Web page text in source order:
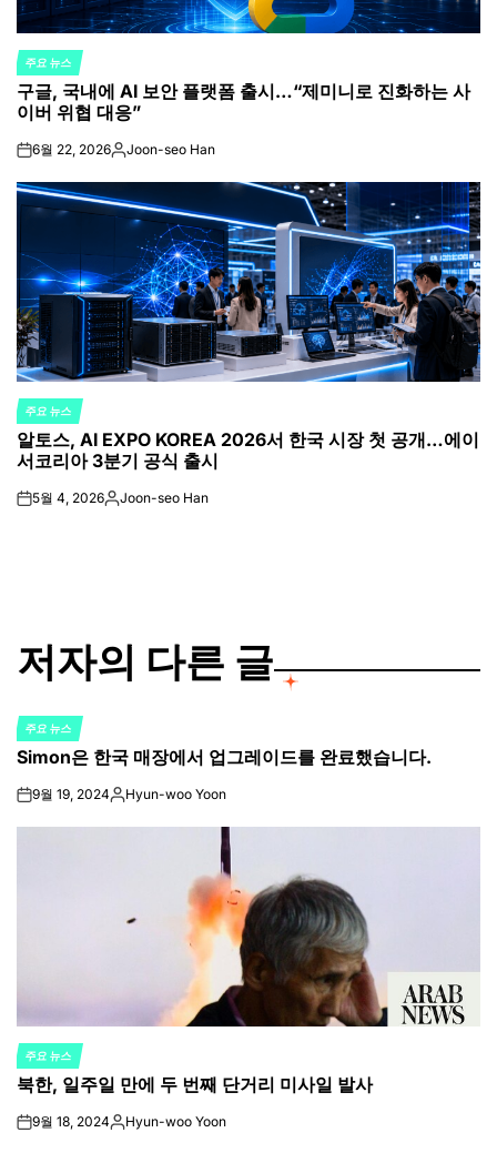
POSTED
IN
주요 뉴스
구글, 국내에 AI 보안 플랫폼 출시…“제미니로 진화하는 사
이버 위협 대응”
on6월 22, 2026Posted
Joon-seo Han
POSTED
IN
주요 뉴스
알토스, AI EXPO KOREA 2026서 한국 시장 첫 공개…에이
서코리아 3분기 공식 출시
on5월 4, 2026Posted
Joon-seo Han
저자의 다른 글
POSTED
IN
주요 뉴스
Simon은 한국 매장에서 업그레이드를 완료했습니다.
on9월 19, 2024Posted
Hyun-woo Yoon
POSTED
IN
주요 뉴스
북한, 일주일 만에 두 번째 단거리 미사일 발사
on9월 18, 2024Posted
Hyun-woo Yoon